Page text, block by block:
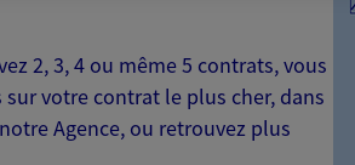
2, 3, 4 ou même 5 contrats, vous
votre contrat le plus cher, dans
Agence, ou retrouvez plus